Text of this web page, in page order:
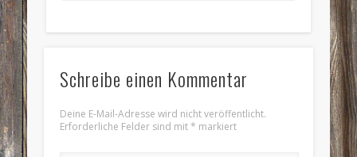
Schreibe einen Kommentar
Deine E-Mail-Adresse wird nicht veröffentlicht.
Erforderliche Felder sind mit* markiert